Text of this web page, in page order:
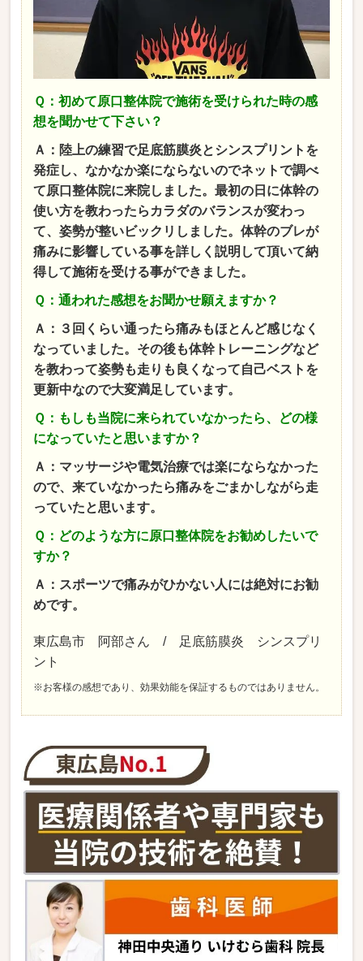
Ｑ：初めて原口整体院で施術を受けられた時の感
想を聞かせて下さい？
Ａ：陸上の練習で足底筋膜炎とシンスプリントを
発症し、なかなか楽にならないのでネットで調べ
て原口整体院に来院しました。最初の日に体幹の
使い方を教わったらカラダのバランスが変わっ
て、姿勢が整いビックリしました。体幹のブレが
痛みに影響している事を詳しく説明して頂いて納
得して施術を受ける事ができました。
Ｑ：通われた感想をお聞かせ願えますか？
Ａ：３回くらい通ったら痛みもほとんど感じなく
なっていました。その後も体幹トレーニングなど
を教わって姿勢も走りも良くなって自己ベストを
更新中なので大変満足しています。
Ｑ：もしも当院に来られていなかったら、どの様
になっていたと思いますか？
Ａ：マッサージや電気治療では楽にならなかった
ので、来ていなかったら痛みをごまかしながら走
っていたと思います。
Ｑ：どのような方に原口整体院をお勧めしたいで
すか？
Ａ：スポーツで痛みがひかない人には絶対にお勧
めです。
東広島市 阿部さん / 足底筋膜炎 シンスプリ
ント
※お客様の感想であり、効果効能を保証するものではありません。